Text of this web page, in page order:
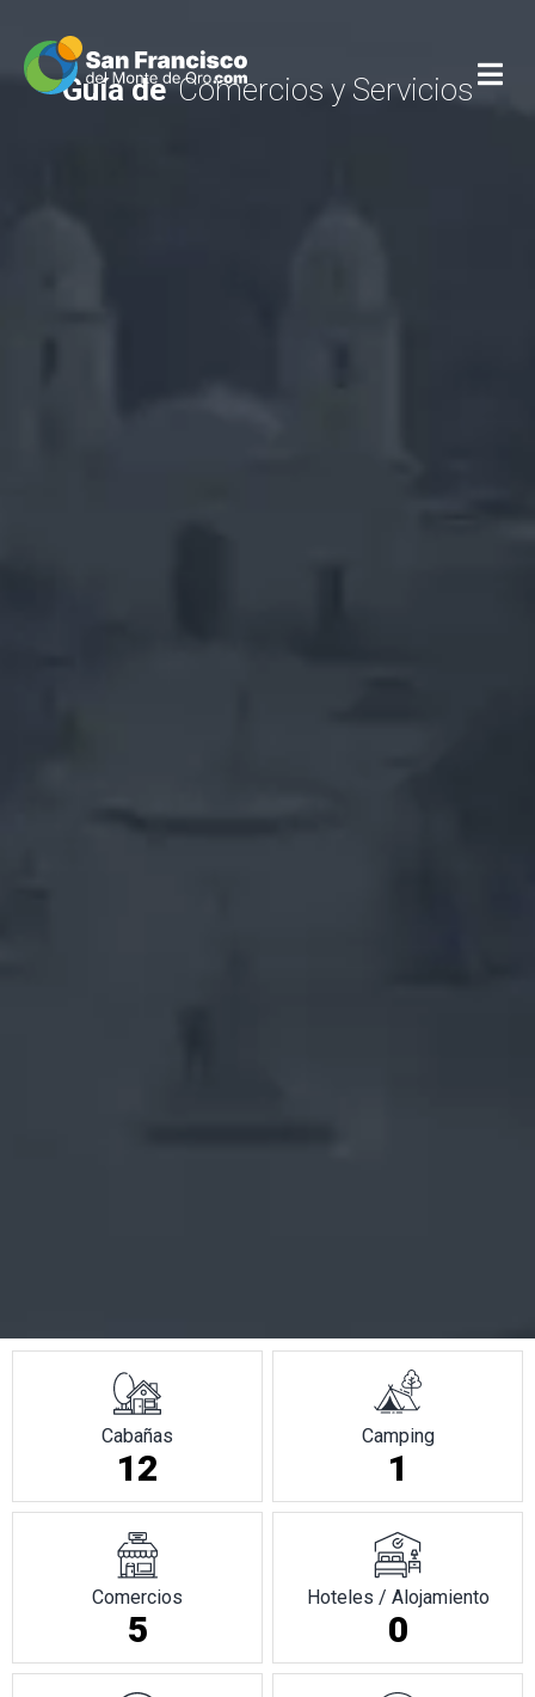
Guía de Comercios y Servicios
Cabañas
12
Camping
1
Comercios
5
Hoteles / Alojamiento
0